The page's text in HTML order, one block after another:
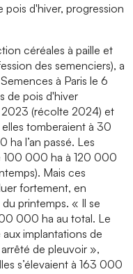
pois d'hiver, progression
céréales à paille et
des semenciers), a
à Paris le 6
de pois d'hiver
2023 (récolte 2024) et
tomberaient à 30
l’an passé. Les
100 000 ha à 120 000
Mais ces
fortement, en
printemps. « Il se
000 ha au total. Le
implantations de
de pleuvoir »,
s’élevaient à 163 000